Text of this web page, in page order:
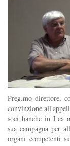
Preg.mo direttore,
convinzione
soci banche in Lca
sua campagna per
organi competenti